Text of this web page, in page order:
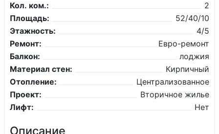
Кол. ком.:
2
Площадь:
52/40/10
Этажность:
4/5
Ремонт:
Евро-ремонт
Балкон:
лоджия
Материал стен:
Кирпичный
Отопление:
Централизованное
Проект:
Вторичное жилье
Лифт:
Нет
Описание